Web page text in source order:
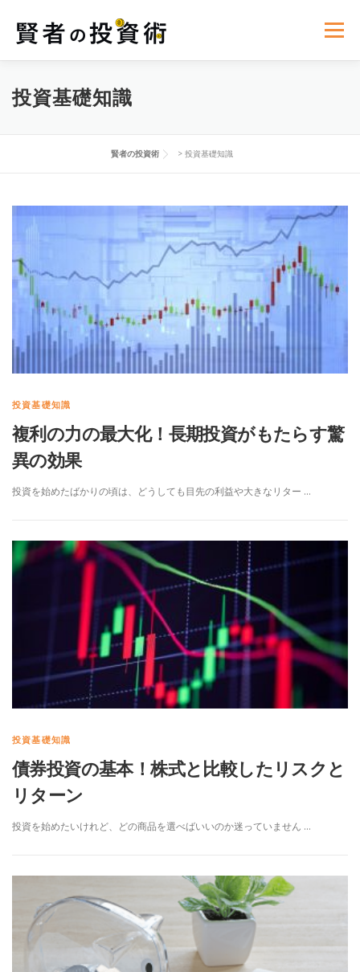
メニュー
投資基礎知識 リスク管理
資産運用の心理学 投資法則と戦略
投資基礎知識
賢者の投資術 > 投資基礎知識
投資基礎知識
複利の力の最大化！長期投資がもたらす驚
異の効果
投資を始めたばかりの頃は、どうしても目先の利益や大きなリター …
投資基礎知識
債券投資の基本！株式と比較したリスクと
リターン
投資を始めたいけれど、どの商品を選べばいいのか迷っていません …